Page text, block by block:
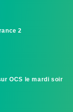
2
OCS le mardi soir